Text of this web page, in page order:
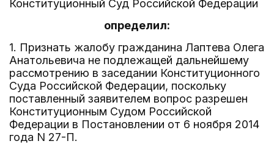
Конституционный Суд Российской Федерации
определил:
1. Признать жалобу гражданина Лаптева Олега
Анатольевича не подлежащей дальнейшему
рассмотрению в заседании Конституционного
Суда Российской Федерации, поскольку
поставленный заявителем вопрос разрешен
Конституционным Судом Российской
Федерации в Постановлении от 6 ноября 2014
года N 27-П.